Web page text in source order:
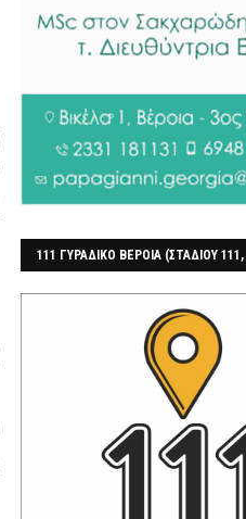
111 ΓΥΡΑΔΙΚΟ ΒΕΡΟΙΑ (ΣΤΑΔΙΟΥ